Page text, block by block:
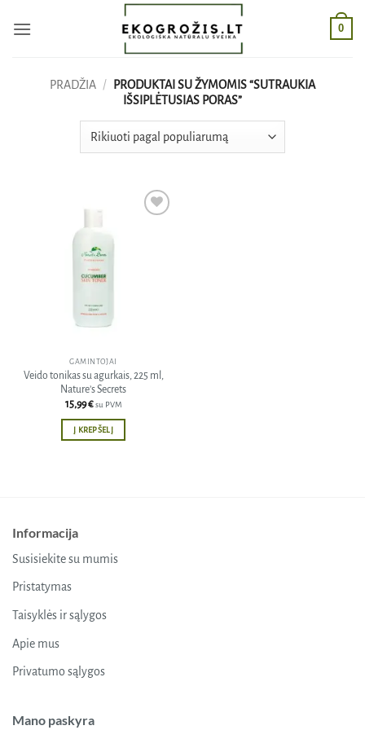
0
PRADŽIA /
PRODUKTAI SU ŽYMOMIS “SUTRAUKIA
IŠSIPLĖTUSIAS PORAS”
GAMINTOJAI
Veido tonikas su agurkais, 225 ml,
Nature’s Secrets
15,99€ su PVM
Į KREPŠELĮ
Informacija
Susisiekite su mumis
Pristatymas
Taisyklės ir sąlygos
Apie mus
Privatumo sąlygos
Mano paskyra